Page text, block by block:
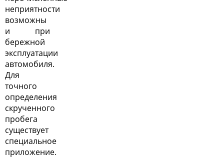
неприятности
возможны
и при
бережной
эксплуатации
автомобиля.
Для
точного
определения
скрученного
пробега
существует
специальное
приложение.